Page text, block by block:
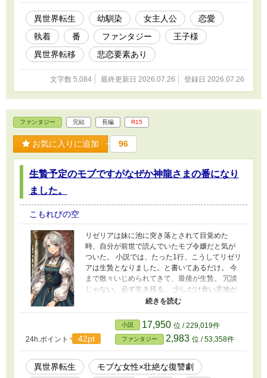
も最弱娘に振り回される」 に登場します。
異世界転生 幼馴染 女主人公
恋愛
執着
番 ファンタジー
王子様
異世界転移
悲恋要素あり
文字数 5,084 最終更新日 2026.07.26 登録日 2026.07.26
ファンタジー 完結 長編 R15
お気に入りに追加 96
生贄予定のモブですがなぜか神龍さまの番になり
ました。
こもれびの空
リゼリアは妹に池に突き落とされて目覚めた
時、自分が前世で読んでいたモブ令嬢だと気が
ついた。 小説では、たった1行、こうしてリゼリ
アは生贄となりました。と書いてあるだけ。 今
まで散々いじめられてきて、最後が生贄。 冗談
じゃない。必ず生き残る。 少しだけ食い意地が
張ったリゼが、生き残ろうと頑張るうちに、何
か番として囲い込まれても、のほほんと生き残
る事と食べることに執念を燃やします。 そんな
リゼの知らない内に、いじめた相手が自爆した
り、冷血王子に掴まりそうになったり。 リゼの
目標は、あくまで美味しいごはんと生き残るこ
と。 そして好きになった神龍さまと結婚するこ
24h.ポイント 42pt
小説 17,950 位 / 229,019件
ファンタジー 2,983 位 / 53,358件
異世界転生 モブな女性×壮絶な復讐劇